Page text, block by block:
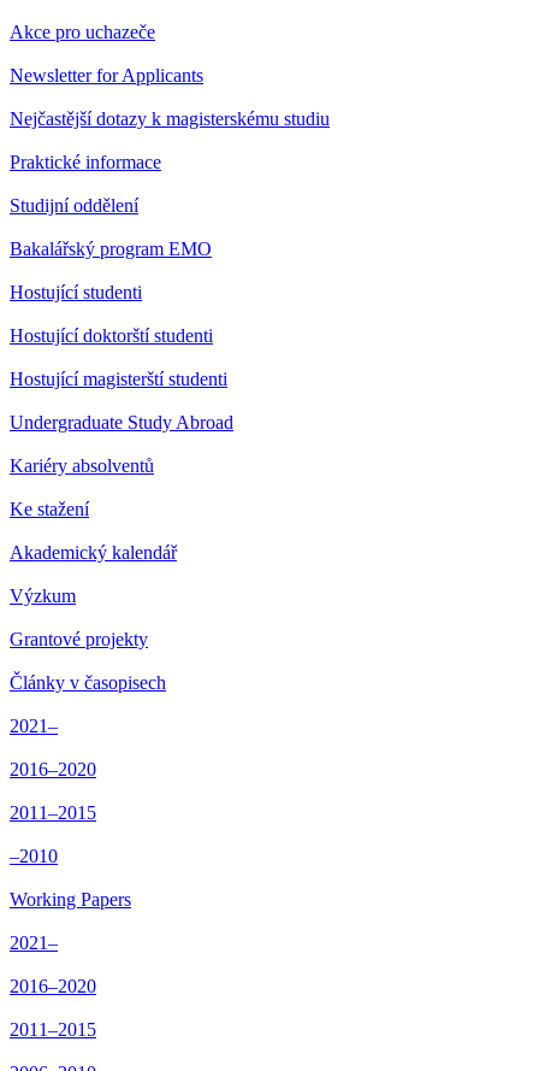
Akce pro uchazeče
Newsletter for Applicants
Nejčastější dotazy k magisterskému studiu
Praktické informace
Studijní oddělení
Bakalářský program EMO
Hostující studenti
Hostující doktorští studenti
Hostující magisterští studenti
Undergraduate Study Abroad
Kariéry absolventů
Ke stažení
Akademický kalendář
Výzkum
Grantové projekty
Články v časopisech
2021–
2016–2020
2011–2015
–2010
Working Papers
2021–
2016–2020
2011–2015